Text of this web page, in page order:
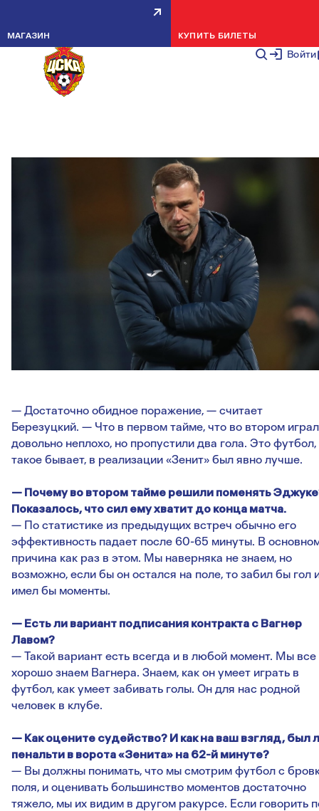
Войти
МАГАЗИН КУПИТЬ БИЛЕТЫ
АЛЕКСЕЙ БЕРЕЗУЦКИЙ: ИГРАЛИ
ДОВОЛЬНО НЕПЛОХО, НО ЗЕНИТ
БЫЛ ЛУЧШЕ В РЕАЛИЗАЦИИ
— Достаточно обидное поражение, — считает
Березуцкий. — Что в первом тайме, что во втором
довольно неплохо, но пропустили два гола. Это футбол,
такое бывает, в реализации «Зенит» был явно лучше.
— Почему во втором тайме решили поменять
Показалось, что сил ему хватит до конца матча.
— По статистике из предыдущих встреч обычно его
эффективность падает после 60-65 минуты. В
причина как раз в этом. Мы наверняка не знаем, но
возможно, если бы он остался на поле, то забил бы гол
имел бы моменты.
— Есть ли вариант подписания контракта с Вагнер
Лавом?
— Такой вариант есть всегда и в любой момент. Мы все
хорошо знаем Вагнера. Знаем, как он умеет играть в
футбол, как умеет забивать голы. Он для нас родной
человек в клубе.
— Как оцените судейство? И как на ваш взгляд, был
пенальти в ворота «Зенита» на 62-й минуте?
— Вы должны понимать, что мы смотрим футбол с
поля, и оценивать большинство моментов достаточно
тяжело, мы их видим в другом ракурсе. Если говорить